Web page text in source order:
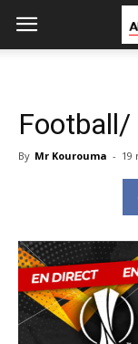
Football/
By Mr Kourouma - 19